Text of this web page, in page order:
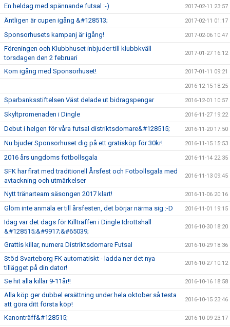
En heldag med spännande futsal :-) 2017-02-11 23:57
Äntligen är cupen igång &#128513; 2017-02-11 01:17
Sponsorhusets kampanj är igång! 2017-02-06 10:47
Föreningen och Klubbhuset inbjuder till klubbkväll
torsdagen den 2 februari
2017-01-27 16:12
Kom igång med Sponsorhuset! 2017-01-11 09:21
2016-12-15 18:25
Sparbanksstiftelsen Väst delade ut bidragspengar 2016-12-01 10:57
Skyltpromenaden i Dingle 2016-11-27 19:22
Debut i helgen för våra futsal distriktsdomare&#128515; 2016-11-20 17:50
Nu bjuder Sponsorhuset dig på ett gratisköp för 30kr! 2016-11-15 15:53
2016 års ungdoms fotbollsgala 2016-11-14 22:35
SFK har firat med traditionell Årsfest och Fotbollsgala med
avtackning och utmärkelser
2016-11-13 09:45
Nytt tränarteam säsongen 2017 klart! 2016-11-06 20:16
Glöm inte anmäla er till årsfesten, det börjar närma sig :-D 2016-11-01 19:15
Idag var det dags för Killträffen i Dingle Idrottshall
&#128515;&#9917;&#65039;
2016-10-30 18:20
Grattis killar, numera Distriktsdomare Futsal 2016-10-29 18:36
Stöd Svarteborg FK automatiskt - ladda ner det nya
tillägget på din dator!
2016-10-27 10:12
Se hit alla killar 9-11år!! 2016-10-16 18:58
Alla köp ger dubbel ersättning under hela oktober så testa
att göra ditt första köp!
2016-10-15 23:46
Kanonträff&#128515; 2016-10-09 23:17